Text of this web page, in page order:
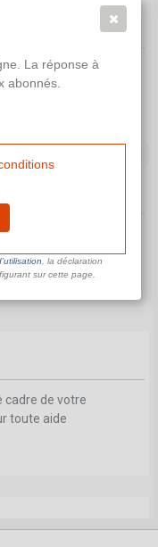
cadre de votre
toute aide
de votre
toute aide
cadre de votre
toute aide
La réponse à
abonnés.
, la déclaration
sur cette page.